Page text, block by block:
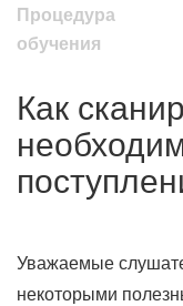
Процедура
обучения
Как
Уважаемые
некоторыми